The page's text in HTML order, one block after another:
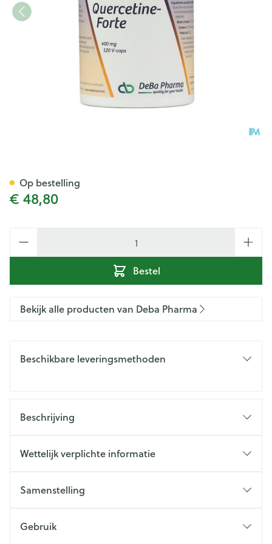
€ 48,80
Bestel
Op bestelling
Bekijk alle producten van Deba Pharma
Beschikbare leveringsmethoden
Beschrijving
Wettelijk verplichte informatie
Samenstelling
Gebruik